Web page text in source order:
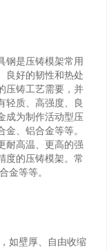
钢是压铸模架常用
良好的韧性和热处
压铸工艺需要，并
轻质、高强度、良
成为制作活动型压
、铝合金等等。
耐高温、更高的强
度的压铸模架。常
金等等。
如壁厚、自由收缩